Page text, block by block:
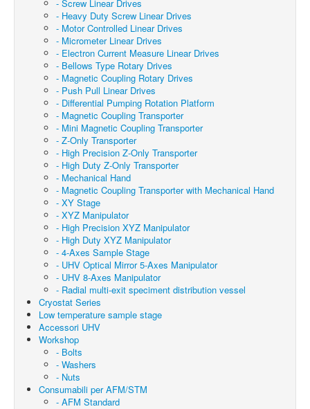
- Screw Linear Drives
- Heavy Duty Screw Linear Drives
- Motor Controlled Linear Drives
- Micrometer Linear Drives
- Electron Current Measure Linear Drives
- Bellows Type Rotary Drives
- Magnetic Coupling Rotary Drives
- Push Pull Linear Drives
- Differential Pumping Rotation Platform
- Magnetic Coupling Transporter
- Mini Magnetic Coupling Transporter
- Z-Only Transporter
- High Precision Z-Only Transporter
- High Duty Z-Only Transporter
- Mechanical Hand
- Magnetic Coupling Transporter with Mechanical Hand
- XY Stage
- XYZ Manipulator
- High Precision XYZ Manipulator
- High Duty XYZ Manipulator
- 4-Axes Sample Stage
- UHV Optical Mirror 5-Axes Manipulator
- UHV 8-Axes Manipulator
- Radial multi-exit speciment distribution vessel
Cryostat Series
Low temperature sample stage
Accessori UHV
Workshop
- Bolts
- Washers
- Nuts
Consumabili per AFM/STM
- AFM Standard